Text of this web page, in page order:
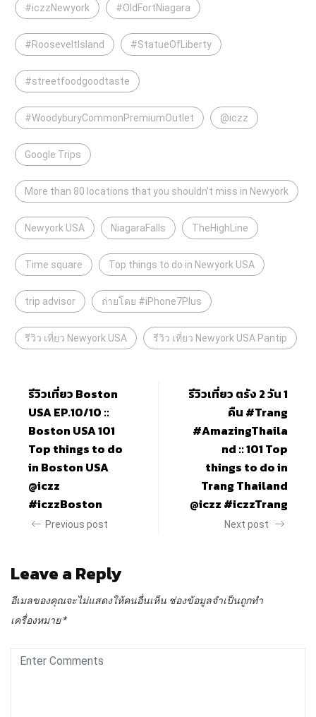
#iczzNewyork #OldFortNiagara
#RooseveltIsland #StatueOfLiberty
#streetfoodgoodtaste
#WoodyburyCommonPremiumOutlet @iczz
Google Trips
More than 80 locations that you shouldn't miss in Newyork
Newyork USA NiagaraFalls TheHighLine
Time square Top things to do in Newyork USA
trip advisor ถ่ายโดย #iPhone7Plus
รีวิว เที่ยว Newyork USA รีวิว เที่ยว Newyork USA Pantip
รีวิวเที่ยว Boston
USA EP.10/10 ::
Boston USA 101
Top things to do
in Boston USA
@iczz
#iczzBoston
Previous post
รีวิวเที่ยว ตรัง 2 วัน 1
คืน #Trang
#AmazingThaila
nd :: 101 Top
things to do in
Trang Thailand
@iczz #iczzTrang
Next post
Leave a Reply
อีเมลของคุณจะไม่แสดงให้คนอื่นเห็น ช่องข้อมูลจำเป็นถูกทำ
เครื่องหมาย*